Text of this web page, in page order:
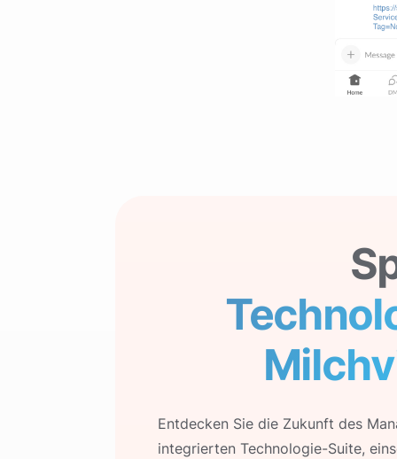
Entdecken Sie die Zukunft des
integrierten Technologie-Suite,